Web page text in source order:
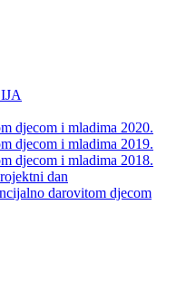
djecom i mladima 2020.
djecom i mladima 2019.
djecom i mladima 2018.
dan
darovitom djecom